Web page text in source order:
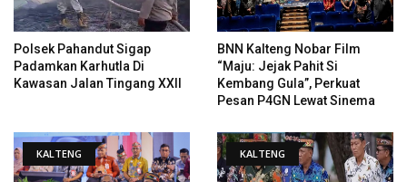
Polsek Pahandut Sigap
Padamkan Karhutla Di
Kawasan Jalan Tingang XXII
BNN Kalteng Nobar Film
“Maju: Jejak Pahit Si
Kembang Gula”, Perkuat
Pesan P4GN Lewat Sinema
KALTENG KALTENG